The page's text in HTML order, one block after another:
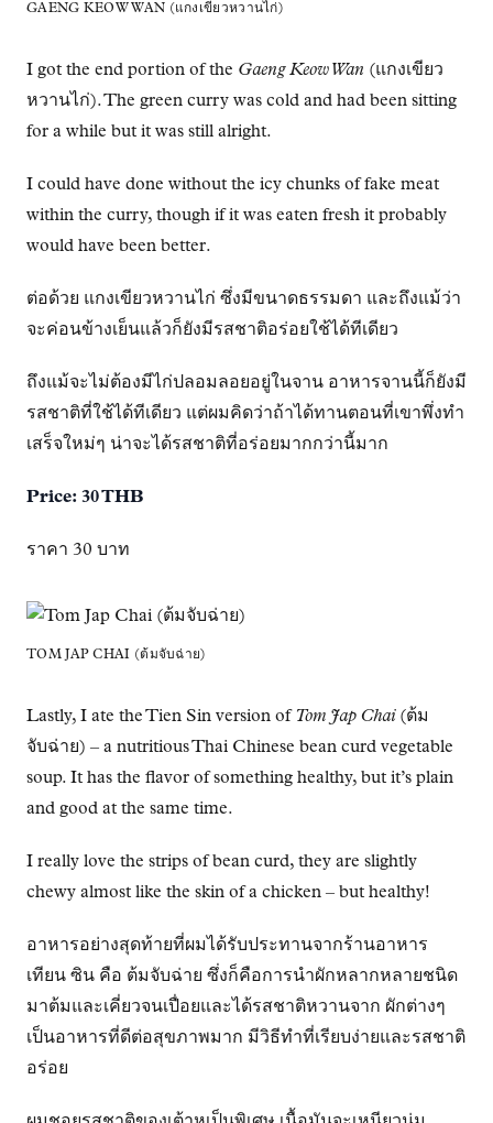
GAENG KEOW WAN (แกงเขียวหวานไก่)
I got the end portion of the Gaeng Keow Wan (แกงเขียว
หวานไก่). The green curry was cold and had been sitting
for a while but it was still alright.
I could have done without the icy chunks of fake meat
within the curry, though if it was eaten fresh it probably
would have been better.
ต่อด้วย แกงเขียวหวานไก่ ซึ่งมีขนาดธรรมดา และถึงแม้ว่า
จะค่อนข้างเย็นแล้วก็ยังมีรสชาติอร่อยใช้ได้ทีเดียว
ถึงแม้จะไม่ต้องมีไก่ปลอมลอยอยู่ในจาน อาหารจานนี้ก็ยังมี
รสชาติที่ใช้ได้ทีเดียว แต่ผมคิดว่าถ้าได้ทานตอนที่เขาพึ่งทำ
เสร็จใหม่ๆ น่าจะได้รสชาติที่อร่อยมากกว่านี้มาก
Price: 30 THB
ราคา 30 บาท
TOM JAP CHAI (ต้มจับฉ่าย)
Lastly, I ate the Tien Sin version of Tom Jap Chai(ต้ม
จับฉ่าย) – a nutritious Thai Chinese bean curd vegetable
soup. It has the flavor of something healthy, but it’s plain
and good at the same time.
I really love the strips of bean curd, they are slightly
chewy almost like the skin of a chicken – but healthy!
อาหารอย่างสุดท้ายที่ผมได้รับประทานจากร้านอาหาร
เทียน ซิน คือ ต้มจับฉ่าย ซึ่งก็คือการนำผักหลากหลายชนิด
มาต้มและเคี่ยวจนเปื่อยและได้รสชาติหวานจาก ผักต่างๆ
เป็นอาหารที่ดีต่อสุขภาพมาก มีวิธีทำที่เรียบง่ายและรสชาติ
อร่อย